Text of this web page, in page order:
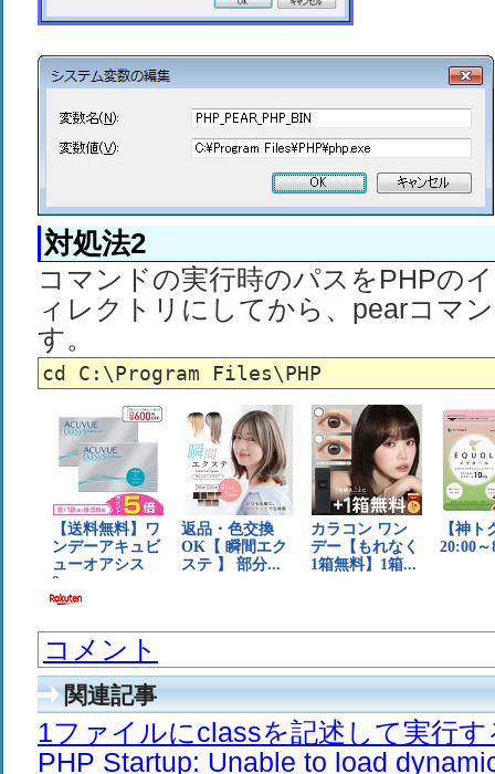
対処法2
コマンドの実行時のパスをPHPの
ィレクトリにしてから、pearコマ
す。
コメント
関連記事
1ファイルにclassを記述して実行す
PHP Startup: Unable to load